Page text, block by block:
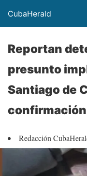
CubaHerald
Reportan
presunto
Santiago de
Redacción